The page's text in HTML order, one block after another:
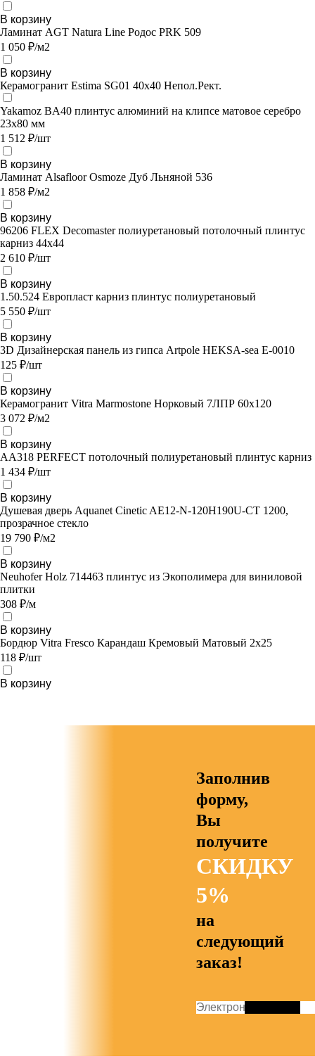
В корзину
Ламинат AGT Natura Line Родос PRK 509
1 050 ₽/м2
В корзину
Керамогранит Estima SG01 40x40 Непол.Рект.
Yakamoz BA40 плинтус алюминий на клипсе матовое серебро
23х80 мм
1 512 ₽/шт
В корзину
Ламинат Alsafloor Osmoze Дуб Льняной 536
1 858 ₽/м2
В корзину
96206 FLEX Decomaster полиуретановый потолочный плинтус
карниз 44х44
2 610 ₽/шт
В корзину
1.50.524 Европласт карниз плинтус полиуретановый
5 550 ₽/шт
В корзину
3D Дизайнерская панель из гипса Artpole HEKSA-sea E-0010
125 ₽/шт
В корзину
Керамогранит Vitra Marmostone Норковый 7ЛПР 60х120
3 072 ₽/м2
В корзину
AA318 PERFECT потолочный полиуретановый плинтус карниз
1 434 ₽/шт
В корзину
Душевая дверь Aquanet Cinetic AE12-N-120H190U-CT 1200,
прозрачное стекло
19 790 ₽/м2
В корзину
Neuhofer Holz 714463 плинтус из Экополимера для виниловой
плитки
308 ₽/м
В корзину
Бордюр Vitra Fresco Карандаш Кремовый Матовый 2х25
118 ₽/шт
В корзину
Заполнив
форму,
Вы
получите
СКИДКУ
5%
на
следующий
заказ!